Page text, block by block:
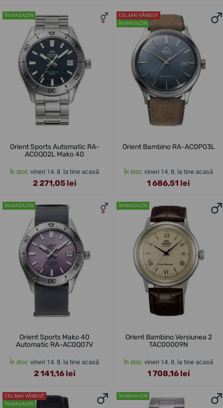
ÎN MAGAZIN
Orient Sports Automatic RA-
AC0Q02L Mako 40
În stoc vineri 14. 8. la tine acasă
2 271,05 lei
CEL MAI VÂNDUT
ÎN MAGAZIN
Orient Bambino RA-AC0P03L
În stoc vineri 14. 8. la tine acasă
1 686,51 lei
ÎN MAGAZIN
Orient Sports Mako 40
Automatic RA-AC0Q07V
În stoc vineri 14. 8. la tine acasă
2 141,16 lei
ÎN MAGAZIN
Orient Bambino Versiunea 2
TAC00009N
În stoc vineri 14. 8. la tine acasă
1 708,16 lei
CEL MAI VÂNDUT
ÎN MAGAZIN
ÎN MAGAZIN